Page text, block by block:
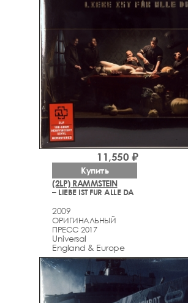
(2LP) RAMMSTEIN
– LIEBE IST FUR ALLE DA
2009
ОРИГИНАЛЬНЫЙ
ПРЕСС 2017
Universal
England & Europe
11,550 ₽
Купить